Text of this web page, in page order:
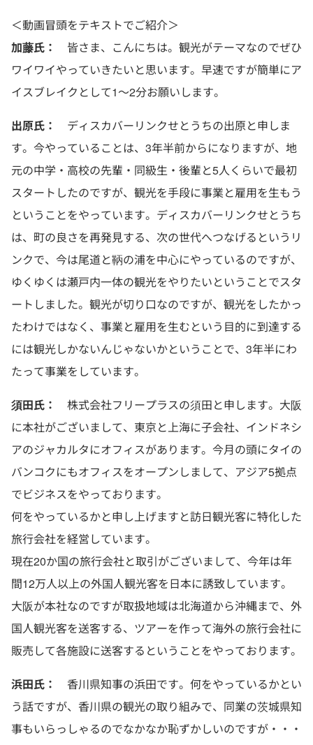
＜動画冒頭をテキストでご紹介＞
加藤氏：
皆さま、こんにちは。観光がテーマなのでぜひ
ワイワイやっていきたいと思います。早速ですが簡単にア
イスブレイクとして1～2分お願いします。
出原氏：
ディスカバーリンクせとうちの出原と申しま
す。今やっていることは、3年半前からになりますが、地
元の中学・高校の先輩・同級生・後輩と5人くらいで最初
スタートしたのですが、観光を手段に事業と雇用を生もう
ということをやっています。ディスカバーリンクせとうち
は、町の良さを再発見する、次の世代へつなげるというリ
ンクで、今は尾道と鞆の浦を中心にやっているのですが、
ゆくゆくは瀬戸内一体の観光をやりたいということでスタ
ートしました。観光が切り口なのですが、観光をしたかっ
たわけではなく、事業と雇用を生むという目的に到達する
には観光しかないんじゃないかということで、3年半にわ
たって事業をしています。
須田氏：
株式会社フリープラスの須田と申します。大阪
に本社がございまして、東京と上海に子会社、インドネシ
アのジャカルタにオフィスがあります。今月の頭にタイの
バンコクにもオフィスをオープンしまして、アジア5拠点
でビジネスをやっております。
何をやっているかと申し上げますと訪日観光客に特化した
旅行会社を経営しています。
現在20か国の旅行会社と取引がございまして、今年は年
間12万人以上の外国人観光客を日本に誘致しています。
大阪が本社なのですが取扱地域は北海道から沖縄まで、外
国人観光客を送客する、ツアーを作って海外の旅行会社に
販売して各施設に送客するということをやっております。
浜田氏：
香川県知事の浜田です。何をやっているかとい
う話ですが、香川県の観光の取り組みで、同業の茨城県知
事もいらっしゃるのでなかなか恥ずかしいのですが・・・